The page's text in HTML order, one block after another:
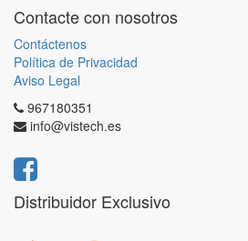
Contacte con nosotros
Contáctenos
Política de Privacidad
Aviso Legal
967180351
info@vistech.es
Distribuidor Exclusivo